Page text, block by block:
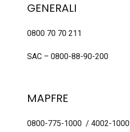
GENERALI
0800 70 70 211
SAC – 0800-88-90-200
MAPFRE
0800-775-1000 / 4002-1000